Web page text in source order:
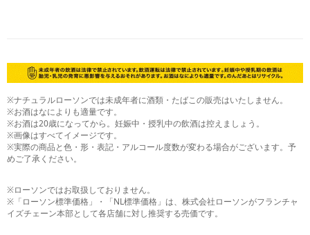
※ナチュラルローソンでは未成年者に酒類・たばこの販売はいたしません。
※お酒はなによりも適量です。
※お酒は20歳になってから。妊娠中・授乳中の飲酒は控えましょう。
※画像はすべてイメージです。
※実際の商品と色・形・表記・アルコール度数が変わる場合がございます。予
めご了承ください。
※ローソンではお取扱しておりません。
※「ローソン標準価格」・「NL標準価格」は、株式会社ローソンがフランチャ
イズチェーン本部として各店舗に対し推奨する売価です。